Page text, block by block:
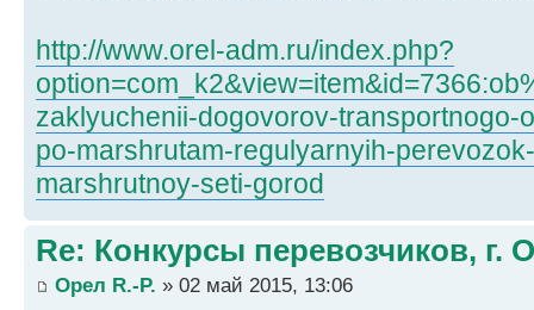
http://www.orel-adm.ru/index.php?
zaklyuchenii-dogovorov-transportnogo-
po-marshrutam-regulyarnyih-
marshrutnoy-seti-gorod
Re: Конкурсы перевозчиков, г.
Орел R.-P. » 02 май 2015, 13:06